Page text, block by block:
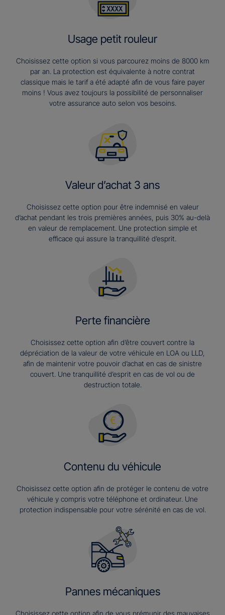
Usage petit rouleur
Choisissez cette option si vous parcourez moins de 8000 km
par an. La protection est équivalente à notre contrat
classique mais le tarif a été adapté afin de vous faire payer
moins ! Vous avez toujours la possibilité de personnaliser
votre assurance auto selon vos besoins.
Valeur d’achat 3 ans​
Choisissez cette option pour être indemnisé en valeur
d’achat pendant les trois premières années, puis 30% au-delà
en valeur de remplacement. Une protection simple et
efficace qui assure la tranquillité d’esprit.
Perte financière
Choisissez cette option afin d’être couvert contre la
dépréciation de la valeur de votre véhicule en LOA ou LLD,
afin de maintenir votre pouvoir d’achat en cas de sinistre
couvert. Une tranquillité d’esprit en cas de vol ou de
destruction totale.
Contenu du véhicule
Choisissez cette option afin de protéger le contenu de votre
véhicule y compris votre téléphone et ordinateur. Une
protection indispensable pour votre sérénité en cas de vol.
Pannes mécaniques
Choisissez cette option afin de vous prémunir des mauvaises